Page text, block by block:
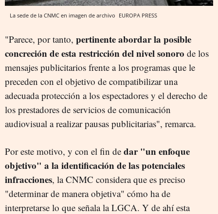
La sede de la CNMC en imagen de archivo EUROPA PRESS
"Parece, por tanto, pertinente abordar la posible
concreción de esta restricción del nivel sonoro de los
mensajes publicitarios frente a los programas que le
preceden con el objetivo de compatibilizar una
adecuada protección a los espectadores y el derecho de
los prestadores de servicios de comunicación
audiovisual a realizar pausas publicitarias", remarca.
Por este motivo, y con el fin de dar "un enfoque
objetivo" a la identificación de las potenciales
infracciones, la CNMC considera que es preciso
"determinar de manera objetiva" cómo ha de
interpretarse lo que señala la LGCA. Y de ahí esta